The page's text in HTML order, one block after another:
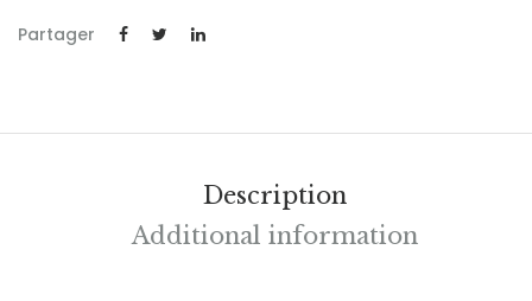
Partager
Description
Additional information